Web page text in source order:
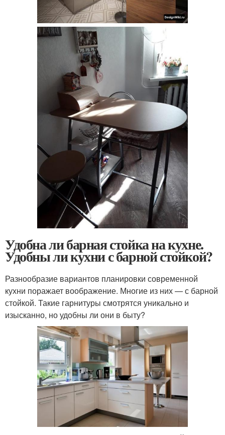
Удобна ли барная стойка на кухне.
Удобны ли кухни с барной стойкой?
Разнообразие вариантов планировки современной
кухни поражает воображение. Многие из них — с барной
стойкой. Такие гарнитуры смотрятся уникально и
изысканно, но удобны ли они в быту?